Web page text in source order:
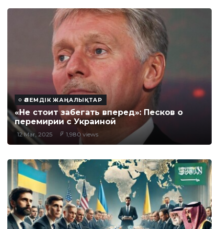
ӘЛЕМДІК ЖАҢАЛЫҚТАР
«Не стоит забегать вперед»: Песков о
перемирии с Украиной
12 Mar, 2025 1,980 views